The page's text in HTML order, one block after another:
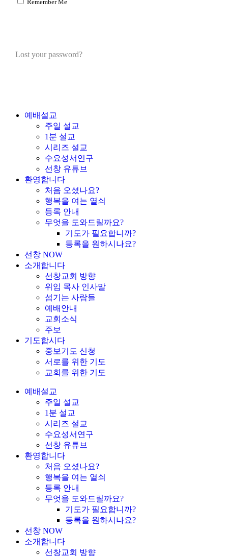
Remember Me
Lost your password?
예배설교
주일 설교
1분 설교
시리즈 설교
수요성서연구
선창 유튜브
환영합니다
처음 오셨나요?
행복을 여는 열쇠
등록 안내
무엇을 도와드릴까요?
기도가 필요합니까?
등록을 원하시나요?
선창 NOW
소개합니다
선창교회 방향
위임 목사 인사말
섬기는 사람들
예배안내
교회소식
주보
기도합시다
중보기도 신청
서로를 위한 기도
교회를 위한 기도
예배설교
주일 설교
1분 설교
시리즈 설교
수요성서연구
선창 유튜브
환영합니다
처음 오셨나요?
행복을 여는 열쇠
등록 안내
무엇을 도와드릴까요?
기도가 필요합니까?
등록을 원하시나요?
선창 NOW
소개합니다
선창교회 방향